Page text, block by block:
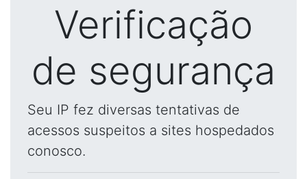
Verificação
de segurança
Seu IP fez diversas tentativas de
acessos suspeitos a sites hospedados
conosco.